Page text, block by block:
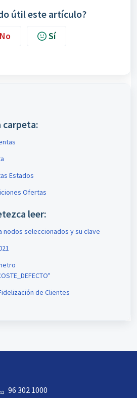
útil este artículo?
No Sí
carpeta:
Estados
Ofertas
leer:
nodos seleccionados y su clave
de Clientes
96 302 1000